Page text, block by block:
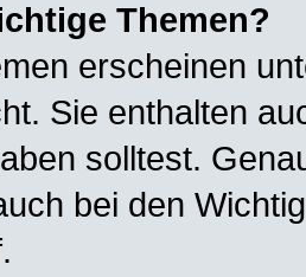
Themen?
erscheinen
Sie enthalten
solltest.
bei den